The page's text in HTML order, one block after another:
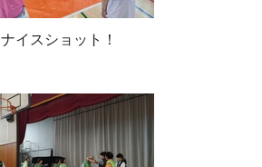
ナイスショット！